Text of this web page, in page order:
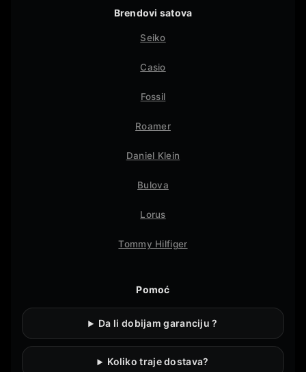
Brendovi satova
Seiko
Casio
Fossil
Roamer
Daniel Klein
Bulova
Lorus
Tommy Hilfiger
Pomoć
Da li dobijam garanciju ?
Koliko traje dostava?